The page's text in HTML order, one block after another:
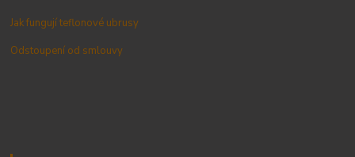
Jak fungují teflonové ubrusy
Odstoupení od smlouvy